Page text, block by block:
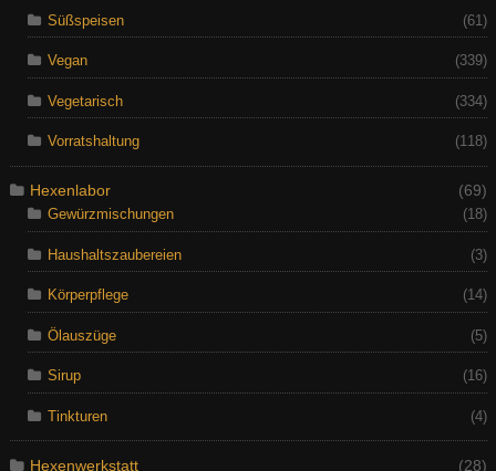
Süßspeisen (61)
Vegan (339)
Vegetarisch (334)
Vorratshaltung (118)
Hexenlabor
(69)
Gewürzmischungen
(18)
Haushaltszaubereien (3)
Körperpflege (14)
Ölauszüge (5)
Sirup (16)
Tinkturen (4)
Hexenwerkstatt
(28)